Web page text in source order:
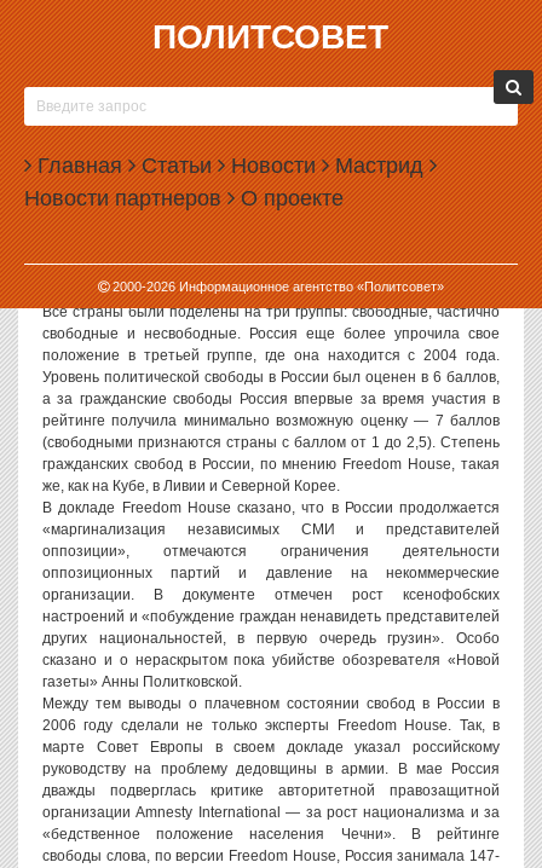
ПОЛИТСОВЕТ
Главная Статьи Новости Мастрид
Новости партнеров О проекте
2000-2026Информационное агентство «Политсовет»
01.02.2007, 08:00
РОССИЯ И ГАБОН НА ОДНОМ УРОВНЕ ПО
РАЗВИТИЮ ПОЛИТИЧЕСКИХ СВОБОД
Политсовет, 01.02.2007. Согласно ежегодному «рейтингу
свободы», опубликованному известной правозащитной
организацией Freedom House, по уровню политических свобод
Россия оказалась на одном уровне с Анголой, Габоном и
Пакистаном. Кроме того, впервые наша страна получила
минимально возможный балл за уровень гражданских свобод.
Все страны были поделены на три группы: свободные, частично
свободные и несвободные. Россия еще более упрочила свое
положение в третьей группе, где она находится с 2004 года.
Уровень политической свободы в России был оценен в 6 баллов,
а за гражданские свободы Россия впервые за время участия в
рейтинге получила минимально возможную оценку — 7 баллов
(свободными признаются страны с баллом от 1 до 2,5). Степень
гражданских свобод в России, по мнению Freedom House, такая
же, как на Кубе, в Ливии и Северной Корее.
В докладе Freedom House сказано, что в России продолжается
«маргинализация независимых СМИ и представителей
оппозиции», отмечаются ограничения деятельности
оппозиционных партий и давление на некоммерческие
организации. В документе отмечен рост ксенофобских
настроений и «побуждение граждан ненавидеть представителей
других национальностей, в первую очередь грузин». Особо
сказано и о нераскрытом пока убийстве обозревателя «Новой
газеты» Анны Политковской.
Между тем выводы о плачевном состоянии свобод в России в
2006 году сделали не только эксперты Freedom House. Так, в
марте Совет Европы в своем докладе указал российскому
руководству на проблему дедовщины в армии. В мае Россия
дважды подверглась критике авторитетной правозащитной
организации Amnesty International — за рост национализма и за
«бедственное положение населения Чечни». В рейтинге
свободы слова, по версии Freedom House, Россия занимала 147-